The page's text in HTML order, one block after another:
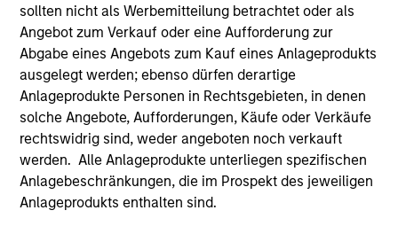
sollten nicht als Werbemitteilung betrachtet oder als
Angebot zum Verkauf oder eine Aufforderung zur
Abgabe eines Angebots zum Kauf eines Anlageprodukts
ausgelegt werden; ebenso dürfen derartige
Anlageprodukte Personen in Rechtsgebieten, in denen
solche Angebote, Aufforderungen, Käufe oder Verkäufe
rechtswidrig sind, weder angeboten noch verkauft
werden. Alle Anlageprodukte unterliegen spezifischen
Anlagebeschränkungen, die im Prospekt des jeweiligen
Anlageprodukts enthalten sind.
Calvert Sustainable Select Strategy
The Calvert Sustainable Select Strategy is
guided by Calvert's Principles of
Responsible Investing. Calvert seeks to
identify and invest in companies that it
believes are ESG leaders or improvers,
dedicated to capturing a more sustainable
economic system.